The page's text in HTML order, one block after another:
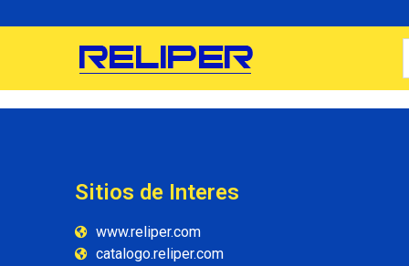
Sitios de Interes
www.reliper.com
catalogo.reliper.com